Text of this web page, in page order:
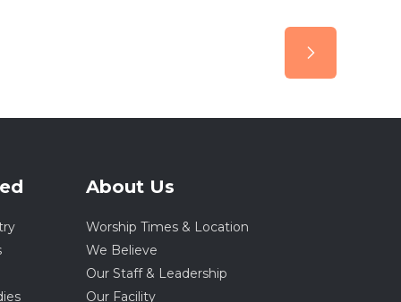
About Us
Worship Times & Location
We Believe
Our Staff & Leadership
Our Facility